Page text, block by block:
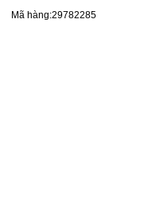
Mã hàng:29782285